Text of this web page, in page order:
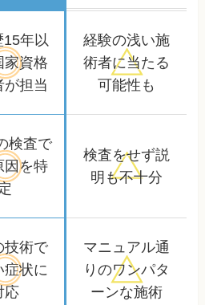
15年以
家資格
が担当
経験の浅い施
術者に当たる
可能性も
検査で
因を特
検査をせず説
明も不十分
技術で
症状に
応
マニュアル通
りのワンパタ
ーンな施術